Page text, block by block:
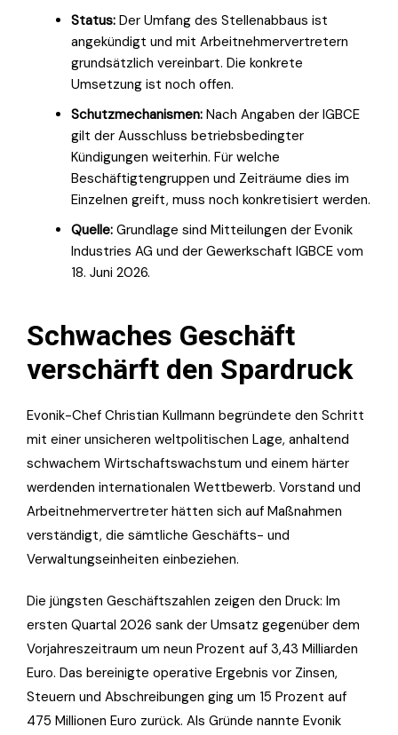
Status: Der Umfang des Stellenabbaus ist
angekündigt und mit Arbeitnehmervertretern
grundsätzlich vereinbart. Die konkrete
Umsetzung ist noch offen.
Schutzmechanismen: Nach Angaben der IGBCE
gilt der Ausschluss betriebsbedingter
Kündigungen weiterhin. Für welche
Beschäftigtengruppen und Zeiträume dies im
Einzelnen greift, muss noch konkretisiert werden.
Quelle: Grundlage sind Mitteilungen der Evonik
Industries AG und der Gewerkschaft IGBCE vom
18. Juni 2026.
Schwaches Geschäft
verschärft den Spardruck
Evonik-Chef Christian Kullmann begründete den Schritt
mit einer unsicheren weltpolitischen Lage, anhaltend
schwachem Wirtschaftswachstum und einem härter
werdenden internationalen Wettbewerb. Vorstand und
Arbeitnehmervertreter hätten sich auf Maßnahmen
verständigt, die sämtliche Geschäfts- und
Verwaltungseinheiten einbeziehen.
Die jüngsten Geschäftszahlen zeigen den Druck: Im
ersten Quartal 2026 sank der Umsatz gegenüber dem
Vorjahreszeitraum um neun Prozent auf 3,43 Milliarden
Euro. Das bereinigte operative Ergebnis vor Zinsen,
Steuern und Abschreibungen ging um 15 Prozent auf
475 Millionen Euro zurück. Als Gründe nannte Evonik